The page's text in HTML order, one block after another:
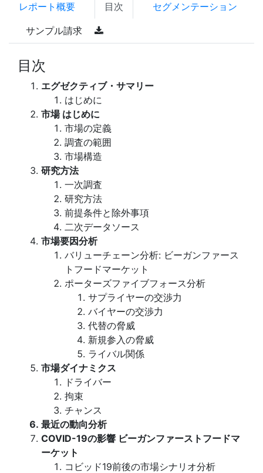
レポート概要 目次 セグメンテーション
サンプル請求
目次
エグゼクティブ・サマリー
はじめに
市場 はじめに
市場の定義
調査の範囲
市場構造
研究方法
一次調査
研究方法
前提条件と除外事項
二次データソース
市場要因分析
バリューチェーン分析: ビーガンファース
トフードマーケット
ポーターズファイブフォース分析
サプライヤーの交渉力
バイヤーの交渉力
代替の脅威
新規参入の脅威
ライバル関係
市場ダイナミクス
ドライバー
拘束
チャンス
最近の動向分析
COVID-19の影響 ビーガンファーストフードマ
ーケット
コビッド19前後の市場シナリオ分析